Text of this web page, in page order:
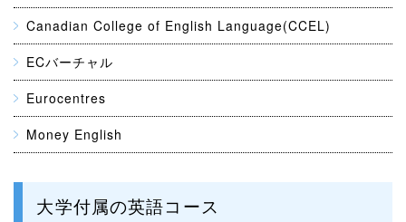
Canadian College of English Language(CCEL)
ECバーチャル
Eurocentres
Money English
大学付属の英語コース